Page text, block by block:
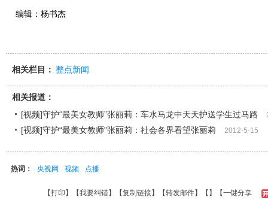
编辑：杨书杰
相关栏目： 整点新闻
相关报道：
[视频]守护“最美女教师”张丽莉：车水马龙中天天护送学生过马路
[视频]守护“最美女教师”张丽莉：社会各界看望张丽莉 2012-5-15
热词： 央视网 视频 点播
【打印 】【我要纠错】【复制链接】【转发邮件】【 】 【一键分享